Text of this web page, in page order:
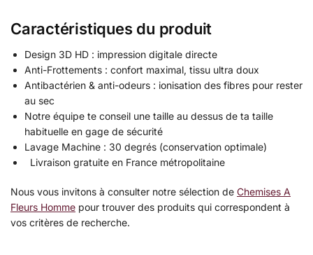
Caractéristiques du produit
Design 3D HD : impression digitale directe
Anti-Frottements : confort maximal, tissu ultra doux
Antibactérien & anti-odeurs : ionisation des fibres pour rester
au sec
Notre équipe te conseil une taille au dessus de ta taille
habituelle en gage de sécurité
Lavage Machine : 30 degrés (conservation optimale)
Livraison gratuite en France métropolitaine
Nous vous invitons à consulter notre sélection de Chemises A
Fleurs Homme pour trouver des produits qui correspondent à
vos critères de recherche.